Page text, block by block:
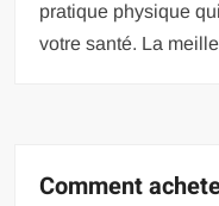
pratique physique
votre santé. La
Comment